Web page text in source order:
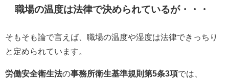
職場の温度は法律で決められているが・・・
そもそも論で言えば、職場の温度や湿度は法律できっちり
と定められています。
労働安全衛生法の事務所衛生基準規則第5条3項では、